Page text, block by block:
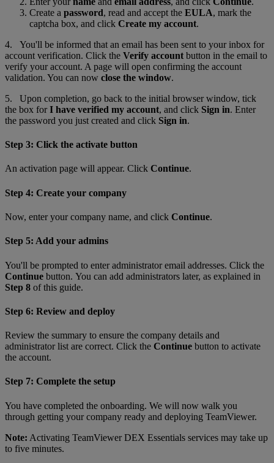
Create a password, read and accept the EULA, mark the
captcha box, and click Create my account.
4. You'll be informed that an email has been sent to your inbox for
account verification. Click the Verify account button in the email to
verify your account. A page will open confirming the account
validation. You can now close the window.
5. Upon completion, go back to the initial browser window, tick
the box forI have verified my account, and click Sign in. Enter
the password you just created and click Sign in.
Step 3: Click the activate button
An activation page will appear. Click Continue.
Step 4: Create your company
Now, enter your company name, and click Continue.
Step 5: Add your admins
You'll be prompted to enter administrator email addresses. Click the
Continue button. You can add administrators later, as explained in
Step 8 of this guide.
Step 6: Review and deploy
Review the summary to ensure the company details and
administrator list are correct. Click the Continue button to activate
the account.
Step 7: Complete the setup
You have completed the onboarding. We will now walk you
through getting your company ready and deploying TeamViewer.
Note: Activating TeamViewer DEX Essentials services may take up
to five minutes.